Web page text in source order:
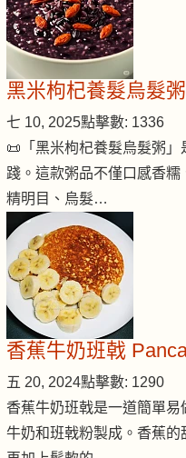
黑米枸杞養髮烏髮粥
七 10, 2025點擊數: 1336
📜「黑米枸杞養髮烏髮粥
踐。這款粥品不僅口感香
精明目、烏髮…
香蕉牛奶班戟
五 20, 2024點擊數: 1290
香蕉牛奶班戟是一道簡單易
牛奶和班戟粉製成。香蕉的